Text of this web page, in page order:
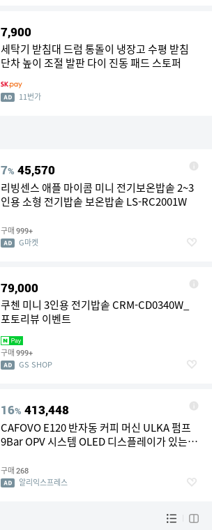
7,900
세탁기 받침대 드럼 통돌이 냉장고 수평 받침
단차 높이 조절 발판 다이 진동 패드 스토퍼
11번가
7% 45,570
리빙센스 애플 마이콤 미니 전기보온밥솥 2~3
인용 소형 전기밥솥 보온밥솥 LS-RC2001W
구매 999+
G마켓
79,000
쿠첸 미니 3인용 전기밥솥 CRM-CD0340W_
포토리뷰 이벤트
구매 999+
GS SHOP
16% 413,448
CAFOVO E120 반자동 커피 머신 ULKA 펌프
9Bar OPV 시스템 OLED 디스플레이가 있는 3
구매 268
알리익스프레스